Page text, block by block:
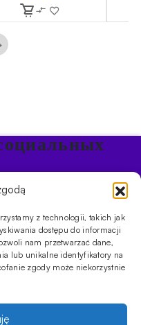
z technologii, takich jak
dostępu do informacji
nam przetwarzać dane,
lub unikalne identyfikatory na
zgody może niekorzystnie
безникотиновые
магазина